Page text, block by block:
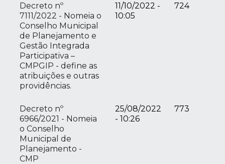
Decreto nº
7111/2022 - Nomeia o
Conselho Municipal
de Planejamento e
Gestão Integrada
Participativa –
CMPGIP - define as
atribuições e outras
providências.
11/10/2022 -
10:05
724
Decreto nº
6966/2021 - Nomeia
o Conselho
Municipal de
Planejamento -
CMP
25/08/2022
- 10:26
773